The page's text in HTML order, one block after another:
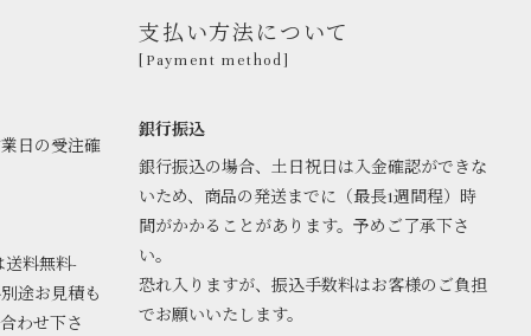
日の受注確
送料無料-
途お見積も
わせ下さ
支払い方法について
[Payment method]
銀行振込
銀行振込の場合、土日祝日は入金確認ができな
いため、商品の発送までに（最長1週間程）時
間がかかることがあります。予めご了承下さ
い。
恐れ入りますが、振込手数料はお客様のご負担
でお願いいたします。